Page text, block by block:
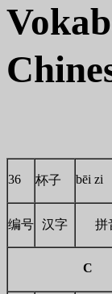
36 杯子 bēi zi
编号 汉字 拼
C